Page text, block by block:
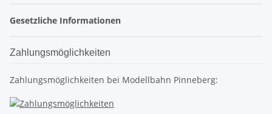
Gesetzliche Informationen
Zahlungsmöglichkeiten
Zahlungsmöglichkeiten bei Modellbahn Pinneberg: